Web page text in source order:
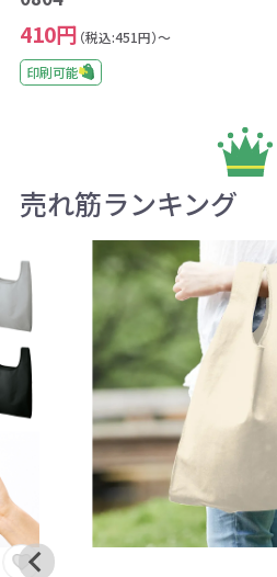
410円 （税込:451円）～
印刷可能
売れ筋ランキング